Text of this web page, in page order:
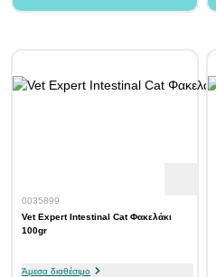
0035899
Vet Expert Intestinal Cat Φακελάκι
100gr
Άμεσα διαθέσιμο